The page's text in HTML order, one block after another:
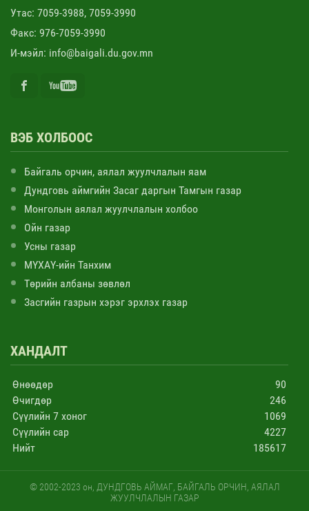
Утас: 7059-3988, 7059-3990
Факс: 976-7059-3990
И-мэйл: info@baigali.du.gov.mn
ВЭБ ХОЛБООС
Байгаль орчин, аялал жуулчлалын яам
Дундговь аймгийн Засаг даргын Тамгын газар
Монголын аялал жуулчлалын холбоо
Ойн газар
Усны газар
МҮХАҮ-ийн Танхим
Төрийн албаны зөвлөл
Засгийн газрын хэрэг эрхлэх газар
ХАНДАЛТ
Өнөөдөр
90
Өчигдөр
246
Сүүлийн 7 хоног
1069
Сүүлийн сар
4227
Нийт
185617
© 2002-2023 он, ДУНДГОВЬ АЙМАГ, БАЙГАЛЬ ОРЧИН, АЯЛАЛ
ЖУУЛЧЛАЛЫН ГАЗАР